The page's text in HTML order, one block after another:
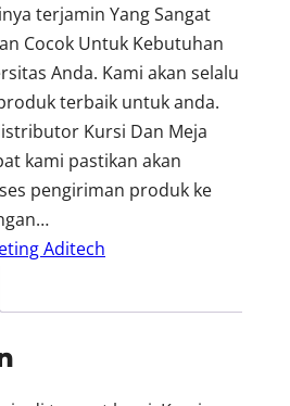
terjamin Yang Sangat
Cocok Untuk Kebutuhan
Anda. Kami akan selalu
terbaik untuk anda.
Kursi Dan Meja
kami pastikan akan
pengiriman produk ke
Aditech